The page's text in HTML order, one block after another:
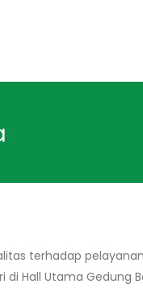
terhadap
di Hall Utama Gedung